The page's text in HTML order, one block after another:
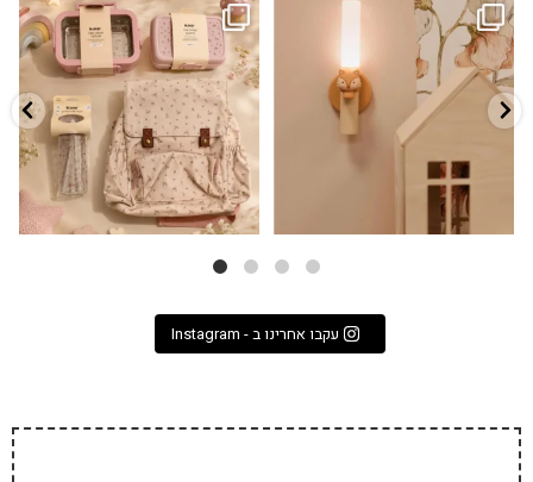
✨ חוזרים למסגרת בסטייל! ✨
הקולקציה החדשה...
9 4
גם פריט עיצובי לחדר, גם מנורת לילה
...
3 0
עקבו אחרינו ב - Instagram